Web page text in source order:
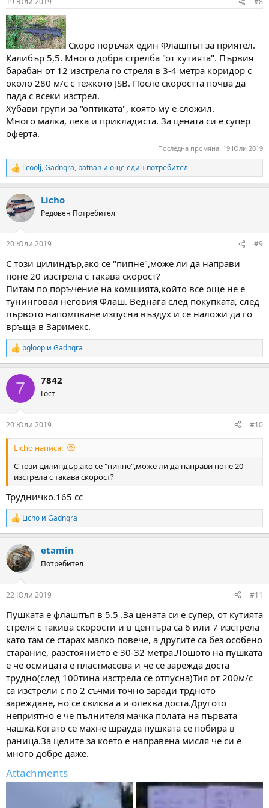
s
:
Скоро поръчах един Флашпъп за приятел.
Калибър 5,5. Много добра стрелба "от кутията". Първия
барабан от 12 изстрела го стреля в 3-4 метра коридор с
около 280 м/с с тежкото JSB. После скоростта почва да
пада с всеки изстрел.
Хубави групи за "оптиката", която му е сложил.
Много малка, лека и прикладиста. За цената си е супер
оферта.
Последна промяна: 19 Юли 2019
R
e
c
t
i
s
llcoolj,Gadnqra, batnan и още един потребител
Licho
Редовен Потребител
20 Юли 2019 #9
С този цилиндър,ако се "пипне",може ли да направи
поне 20 изстрела с такава скорост?
Питам по поръчение на комшията,който все още не е
тунинговал неговия Флаш. Веднага след покупката, след
първото напомпване изпусна въздух и се наложи да го
връща в Заримекс.
R
e
c
i
s
:
bgloop и Gadnqra
7 7842
Гост
20 Юли 2019 #10
Licho написа:
С този цилиндър,ако се "пипне",може ли да направи поне 20
изстрела с такава скорост?
Трудничко.165 сс
R
e
c
t
i
s
Licho и Gadnqra
etamin
Потребител
22 Юли 2019 #11
Пушката е флашпъп в 5.5 .За цената си е супер, от кутията
стреля с такива скорости и в центъра са 6 или 7 изстрела
като там се старах малко повече, а другите са без особено
старание, разстоянието е 30-32 метра.Лошото на пушката
е че осмицата е пластмасова и че се зарежда доста
трудно(след 100тина изстрела се отпусна)Тия от 200м/с
са изстрели с по 2 съчми точно заради трдното
зареждане, но се свиква а и олеква доста.Другото
неприятно е че пълнителя мачка полата на първата
чашка.Когато се махне шрауда пушката се побира в
раница.За целите за което е направена мисля че си е
много добре даже.
Attachments